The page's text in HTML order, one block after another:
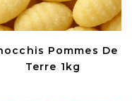
Pommes De
Terre 1kg